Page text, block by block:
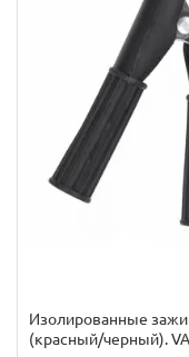
Изолированные
(красный/черный).